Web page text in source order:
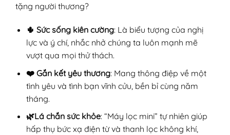
tặng người thương?
🌵 Sức sống kiên cường: Là biểu tượng của nghị
lực và ý chí, nhắc nhở chúng ta luôn mạnh mẽ
vượt qua mọi thử thách.
❤️ Gắn kết yêu thương: Mang thông điệp về một
tình yêu và tình bạn vĩnh cửu, bền bỉ cùng năm
tháng.
🌿Lá chắn sức khỏe: “Máy lọc mini” tự nhiên giúp
hấp thụ bức xạ điện từ và thanh lọc không khí,